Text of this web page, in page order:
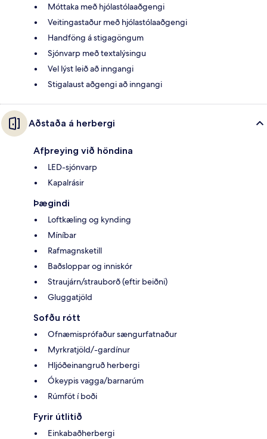
Móttaka með hjólastólaaðgengi
Veitingastaður með hjólastólaaðgengi
Handföng á stigagöngum
Sjónvarp með textalýsingu
Vel lýst leið að inngangi
Stigalaust aðgengi að inngangi
Aðstaða á herbergi
Afþreying við höndina
LED-sjónvarp
Kapalrásir
Þægindi
Loftkæling og kynding
Míníbar
Rafmagnsketill
Baðsloppar og inniskór
Straujárn/strauborð (eftir beiðni)
Gluggatjöld
Sofðu rótt
Ofnæmisprófaður sængurfatnaður
Myrkratjöld/-gardínur
Hljóðeinangruð herbergi
Ókeypis vagga/barnarúm
Rúmföt í boði
Fyrir útlitið
Einkabaðherbergi